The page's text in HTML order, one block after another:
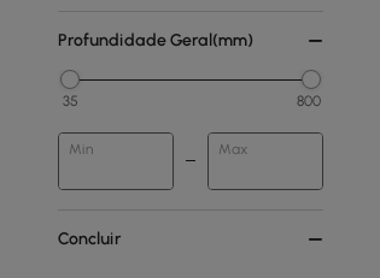
Profundidade Geral(mm)
35 800
Min Max
Concluir